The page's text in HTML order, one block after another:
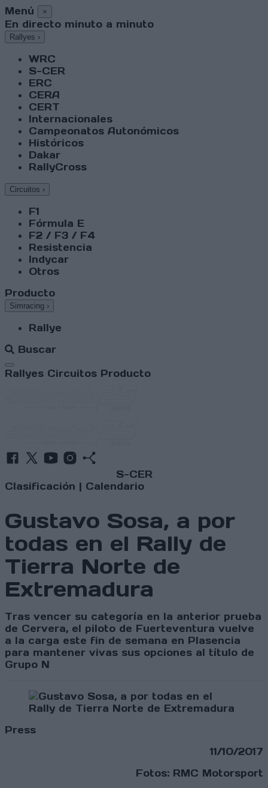
Menú ×
En directo minuto a minuto
Rallyes ›
WRC
S-CER
ERC
CERA
CERT
Internacionales
Campeonatos Autonómicos
Históricos
Dakar
RallyCross
Circuitos ›
F1
Fórmula E
F2 / F3 / F4
Resistencia
Indycar
Otros
Producto
Simracing ›
Rallye
Buscar
Abrir menú
Rallyes Circuitos Producto
S-CER
Clasificación | Calendario
Gustavo Sosa, a por
todas en el Rally de
Tierra Norte de
Extremadura
Tras vencer su categoría en la anterior prueba
de Cervera, el piloto de Fuerteventura vuelve
a la carga este fin de semana en Plasencia
para mantener vivas sus opciones al título de
Grupo N
Press
11/10/2017
Fotos: RMC Motorsport